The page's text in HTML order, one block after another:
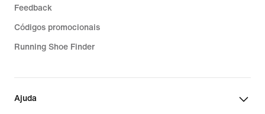
Feedback
Códigos promocionais
Running Shoe Finder
Ajuda